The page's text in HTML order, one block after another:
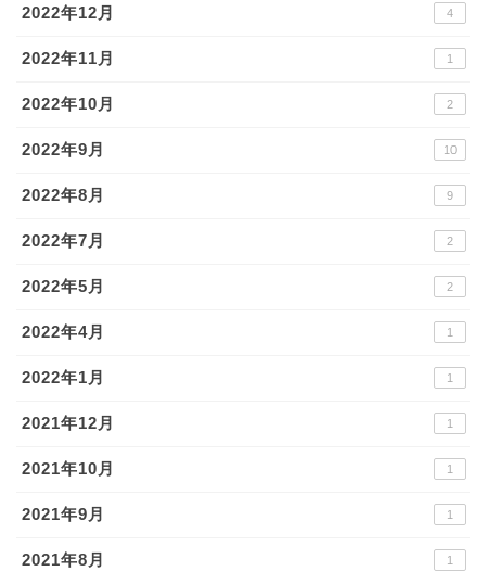
2022年12月 4
2022年11月 1
2022年10月 2
2022年9月 10
2022年8月 9
2022年7月 2
2022年5月 2
2022年4月 1
2022年1月 1
2021年12月 1
2021年10月 1
2021年9月 1
2021年8月 1